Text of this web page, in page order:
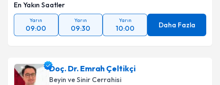
En Yakın Saatler
Yarın
09:00
Yarın
09:30
Yarın
10:00 Daha Fazla
Doç. Dr. Emrah Çeltikçi
Beyin ve Sinir Cerrahisi